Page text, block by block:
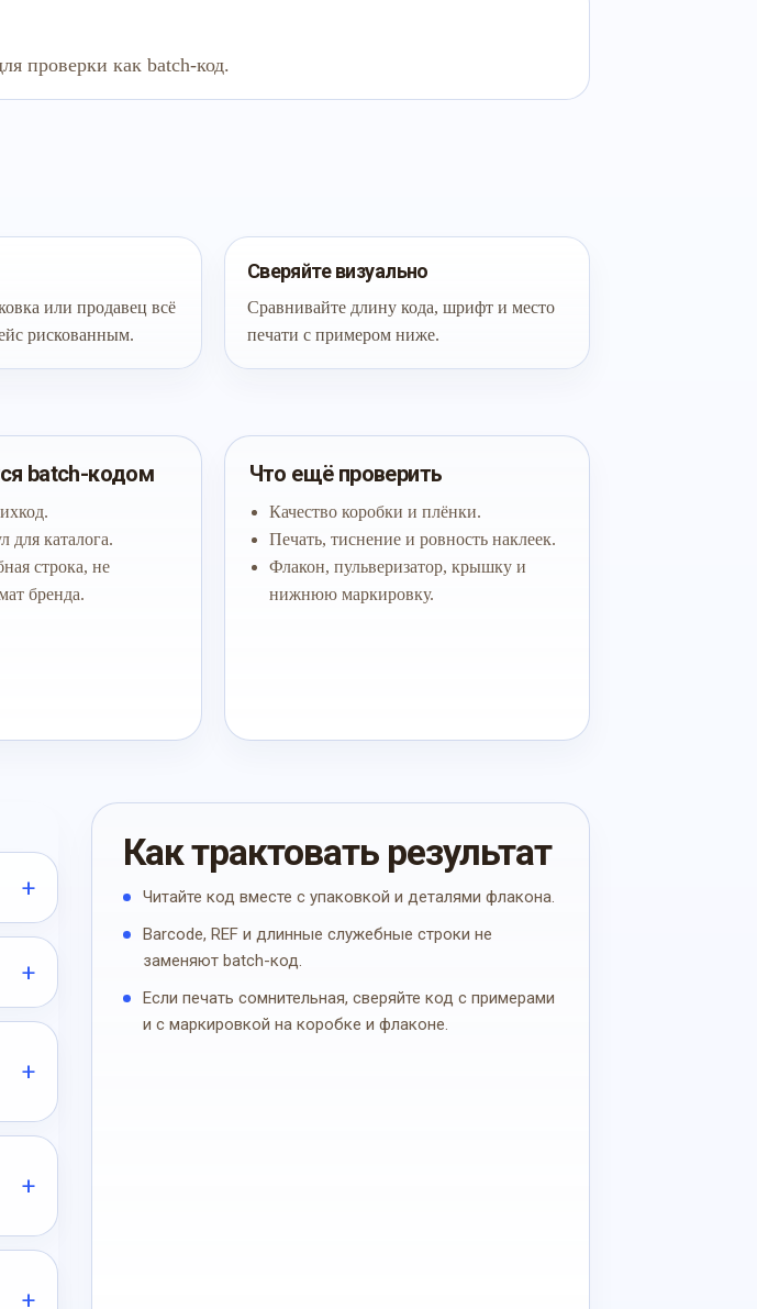
проверки как batch-код.
или продавец всё
рискованным.
Сверяйте визуально
Сравнивайте длину кода, шрифт и место
печати с примером ниже.
batch-кодом
для каталога.
строка, не
бренда.
Что ещё проверить
Качество коробки и плёнки.
Печать, тиснение и ровность наклеек.
Флакон, пульверизатор, крышку и
нижнюю маркировку.
Как трактовать результат
Читайте код вместе с упаковкой и деталями флакона.
Barcode, REF и длинные служебные строки не
заменяют batch-код.
Если печать сомнительная, сверяйте код с примерами
и с маркировкой на коробке и флаконе.